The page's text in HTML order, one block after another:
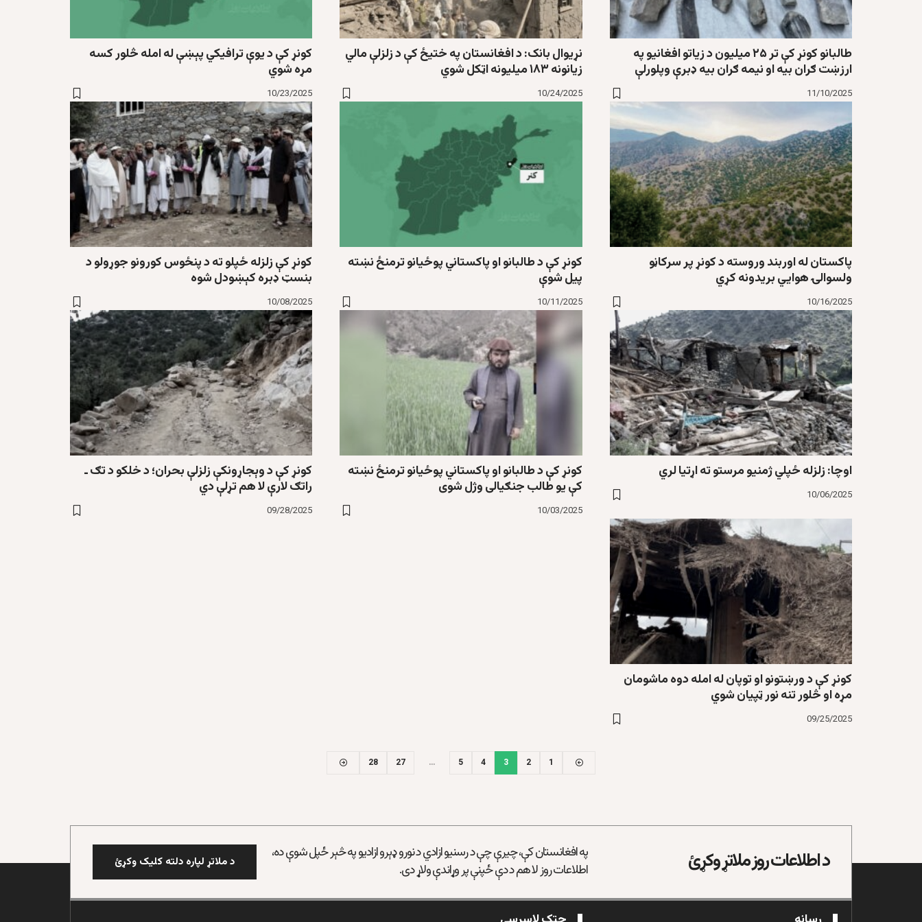
طالبانو کونړ کې تر ۲۵ میلیون د زیاتو افغانیو په
ارزښت ګران بیه او نیمه ګران بیه ډبرې وپلورلې
11/10/2025
نړیوال بانک: د افغانستان په ختیځ کې د زلزلې مالي
زیانونه ۱۸۳ میلیونه اټکل شوي
10/24/2025
کونړ کې د یوې ترافیکي پېښې له امله څلور کسه
مړه شوي
10/23/2025
پاکستان له اوربند وروسته د کونړ پر سرکاڼو
ولسوالۍ هوايي بریدونه کړي
10/16/2025
کونړ کې د طالبانو او پاکستاني پوځیانو ترمنځ نښته
پیل شوې
10/11/2025
کونړ کې زلزله ځپلو ته د پنځوس کورونو جوړولو د
بنسټ ډبره کېښودل شوه
10/08/2025
اوچا: زلزله ځپلي ژمنیو مرستو ته اړتیا لري
10/06/2025
کونړ کې د طالبانو او پاکستاني پوځیانو ترمنځ نښته
کې یو طالب جنګیالی وژل شوی
10/03/2025
کونړ کې د وېجاړونکې زلزلې بحران؛ د خلکو د تګ ـ
راتګ لارې لا هم تړلې دي
09/28/2025
کونړ کې د ورښتونو او توپان له امله دوه ماشومان
مړه او څلور تنه نور ټپیان شوي
09/25/2025
1
2
3
4
5
…
27
28
د اطلاعات روز ملاتړ وکړئ
په افغانستان کې، چیرې چې د رسنیو ازادي د نورو ډېرو ازادیو په څېر ځپل شوې ده،
اطلاعات روز لا هم د دې ځپنې پر وړاندې ولاړ دی.
د ملاتړ لپاره دلته کلیک وکړئ